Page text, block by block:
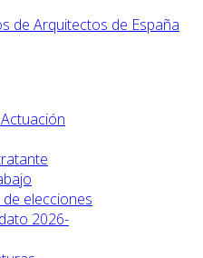
elecciones
2026-